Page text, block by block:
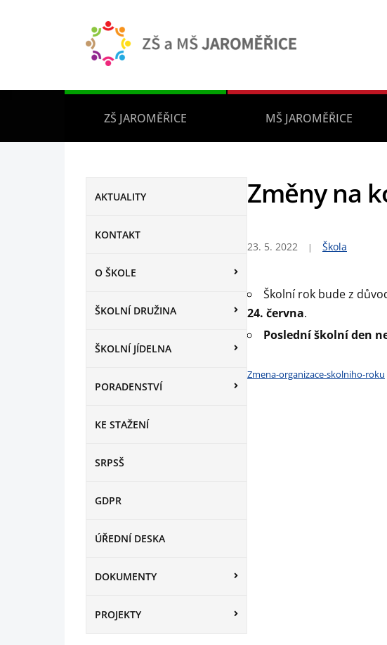
ZŠ JAROMĚŘICE MŠ JAROMĚŘICE
AKTUALITY
KONTAKT
O ŠKOLE
ŠKOLNÍ DRUŽINA
ŠKOLNÍ JÍDELNA
PORADENSTVÍ
KE STAŽENÍ
SRPSŠ
GDPR
ÚŘEDNÍ DESKA
DOKUMENTY
PROJEKTY
Změny na
23. 5. 2022 Škola
Školní rok bude z
24. června.
Poslední školní den
Zmena-organizace-skolniho-roku